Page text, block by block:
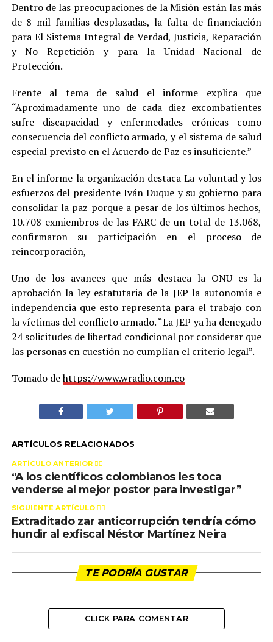
Dentro de las preocupaciones de la Misión están las más
de 8 mil familias desplazadas, la falta de financiación
para El Sistema Integral de Verdad, Justicia, Reparación
y No Repetición y para la Unidad Nacional de
Protección.
Frente al tema de salud el informe explica que
“Aproximadamente uno de cada diez excombatientes
sufre discapacidad y enfermedades crónicas como
consecuencia del conflicto armado, y el sistema de salud
especial previsto en el Acuerdo de Paz es insuficiente.”
En el informe la organización destaca La voluntad y los
esfuerzos del presidente Iván Duque y su gobierno para
consolidar la paz porque a pesar de los últimos hechos,
10.708 exmiembros de las FARC de un total de 13.068,
confirmaron su participación en el proceso de
reincorporación,
Uno de los avances que más destaca la ONU es la
aprobación la ley estatutaria de la JEP la autonomía e
independencia que esto representa para el trabajo con
la víctimas del conflicto armado. “La JEP ya ha denegado
24 solicitudes de libertad condicional por considerar que
las personas en cuestión no cumplían el criterio legal”.
Tomado dehttps://www.wradio.com.co
ARTÍCULOS RELACIONADOS
ARTÍCULO ANTERIOR 👉🏻
“A los científicos colombianos les toca
venderse al mejor postor para investigar”
SIGUIENTE ARTÍCULO 👈🏻
Extraditado zar anticorrupción tendría cómo
hundir al exfiscal Néstor Martínez Neira
TE PODRÍA GUSTAR
CLICK PARA COMENTAR